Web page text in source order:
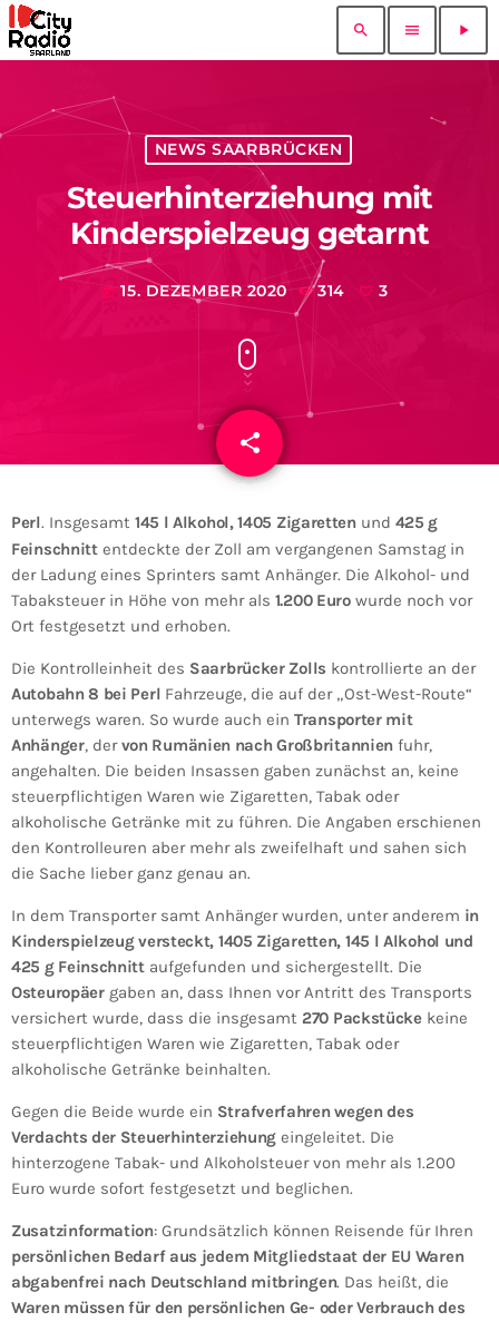
search menu play_arrow
NEWS SAARBRÜCKEN
Steuerhinterziehung mit
Kinderspielzeug getarnt
today 15. DEZEMBER 2020 314 3
share
email
Perl. Insgesamt 145 l Alkohol, 1405 Zigaretten und 425 g
Feinschnittentdeckte der Zoll am vergangenen Samstag in
der Ladung eines Sprinters samt Anhänger. Die Alkohol- und
Tabaksteuer in Höhe von mehr als 1.200 Eurowurde noch vor
Ort festgesetzt und erhoben.
Die Kontrolleinheit des Saarbrücker Zolls kontrollierte an der
Autobahn 8 bei Perl Fahrzeuge, die auf der „Ost-West-Route“
unterwegs waren. So wurde auch ein Transporter mit
Anhänger, dervon Rumänien nach Großbritannien fuhr,
angehalten. Die beiden Insassen gaben zunächst an, keine
steuerpflichtigen Waren wie Zigaretten, Tabak oder
alkoholische Getränke mit zu führen. Die Angaben erschienen
den Kontrolleuren aber mehr als zweifelhaft und sahen sich
die Sache lieber ganz genau an.
In dem Transporter samt Anhänger wurden, unter anderem in
Kinderspielzeug versteckt, 1405 Zigaretten, 145 l Alkohol und
425 g Feinschnittaufgefunden und sichergestellt. Die
Osteuropäergaben an, dass Ihnen vor Antritt des Transports
versichert wurde, dass die insgesamt 270 Packstückekeine
steuerpflichtigen Waren wie Zigaretten, Tabak oder
alkoholische Getränke beinhalten.
Gegen die Beide wurde ein Strafverfahren wegen des
Verdachts der Steuerhinterziehung eingeleitet. Die
hinterzogene Tabak- und Alkoholsteuer von mehr als 1.200
Euro wurde sofort festgesetzt und beglichen.
Zusatzinformation: Grundsätzlich können Reisende für Ihren
persönlichen Bedarf aus jedem Mitgliedstaat der EU Waren
abgabenfrei nach Deutschland mitbringen. Das heißt, die
Waren müssen für den persönlichen Ge- oder Verbrauch des